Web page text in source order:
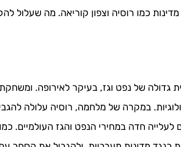
כמו רוסיה וצפון קוריאה. מה שעלול
גדולה של נפט וגז, בעיקר לאירופה.
במקרה של מלחמה, רוסיה עלולה
לעלייה חדה במחירי הנפט והגז העולמיים.